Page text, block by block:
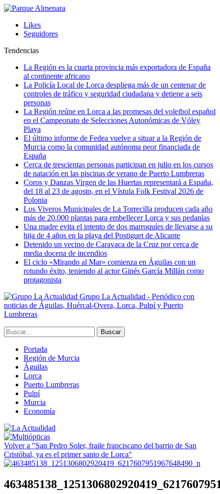
Likes
Seguidores
Tendencias
La Región es la cuarta provincia más exportadora de España
al continente africano
La Policía Local de Lorca despliega más de un centenar de
controles de tráfico y seguridad ciudadana y detiene a seis
personas
La Región reúne en Lorca a las promesas del voleibol español
en el Campeonato de Selecciones Autonómicas de Vóley
Playa
El último informe de Fedea vuelve a situar a la Región de
Murcia como la comunidad autónoma peor financiada de
España
Cerca de trescientas personas participan en julio en los cursos
de natación en las piscinas de verano de Puerto Lumbreras
Coros y Danzas Virgen de las Huertas representará a España,
del 18 al 23 de agosto, en el Vístula Folk Festival 2026 de
Polonia
Los Viveros Municipales de La Torrecilla producen cada año
más de 20.000 plantas para embellecer Lorca y sus pedanías
Una madre evita el intento de dos marroquíes de llevarse a su
hija de 4 años en la playa del Postiguet de Alicante
Detenido un vecino de Caravaca de la Cruz por cerca de
media docena de incendios
El ciclo «Mirando al Mar» comienza en Águilas con un
rotundo éxito, teniendo al actor Ginés García Millán como
protagonista
Grupo La Actualidad - Periódico con
noticias de Águilas, Huércal-Overa, Lorca, Pulpí y Puerto
Lumbreras
Portada
Región de Murcia
Águilas
Lorca
Puerto Lumbreras
Pulpí
Murcia
Economía
Volver a "San Pedro Soler, fraile franciscano del barrio de San
Cristóbal, ya es el primer santo de Lorca"